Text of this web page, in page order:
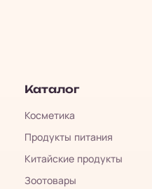
Каталог
Косметика
Продукты питания
Китайские продукты
Зоотовары